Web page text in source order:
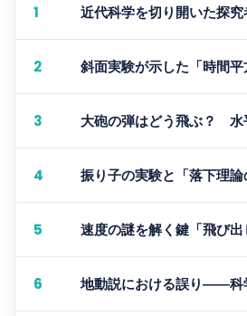
1 近代科学を切り開いた探
2 斜面実験が示した「時間平
3 大砲の弾はどう飛ぶ？ 水
4 振り子の実験と「落下理論
5 速度の謎を解く鍵「飛び出
6 地動説における誤り――科